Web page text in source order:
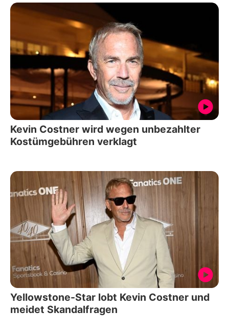
Kevin Costner wird wegen unbezahlter
Kostümgebühren verklagt
Yellowstone-Star lobt Kevin Costner und
meidet Skandalfragen